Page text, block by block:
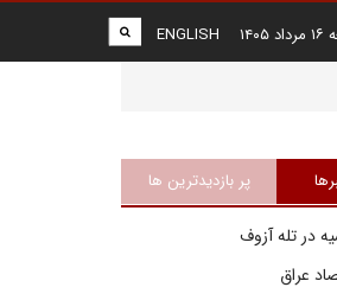
ENGLISH
پر بازدیدترین ها
در تله آزوف
عراق